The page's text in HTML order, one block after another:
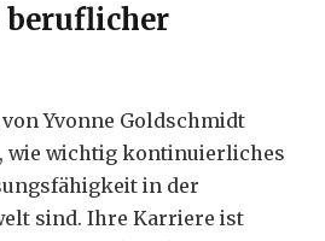
beruflicher
Yvonne Goldschmidt
wie wichtig kontinuierliches
in der
sind. Ihre Karriere ist